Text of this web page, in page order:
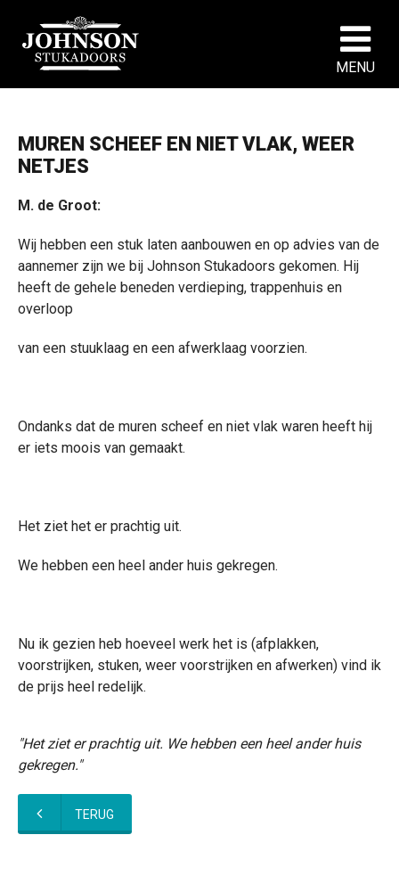
MENU
MUREN SCHEEF EN NIET VLAK, WEER
NETJES
M. de Groot:
Wij hebben een stuk laten aanbouwen en op advies van de
aannemer zijn we bij Johnson Stukadoors gekomen. Hij
heeft de gehele beneden verdieping, trappenhuis en
overloop
van een stuuklaag en een afwerklaag voorzien.
Ondanks dat de muren scheef en niet vlak waren heeft hij
er iets moois van gemaakt.
Het ziet het er prachtig uit.
We hebben een heel ander huis gekregen.
Nu ik gezien heb hoeveel werk het is (afplakken,
voorstrijken, stuken, weer voorstrijken en afwerken) vind ik
de prijs heel redelijk.
"Het ziet er prachtig uit. We hebben een heel ander huis
gekregen."
TERUG